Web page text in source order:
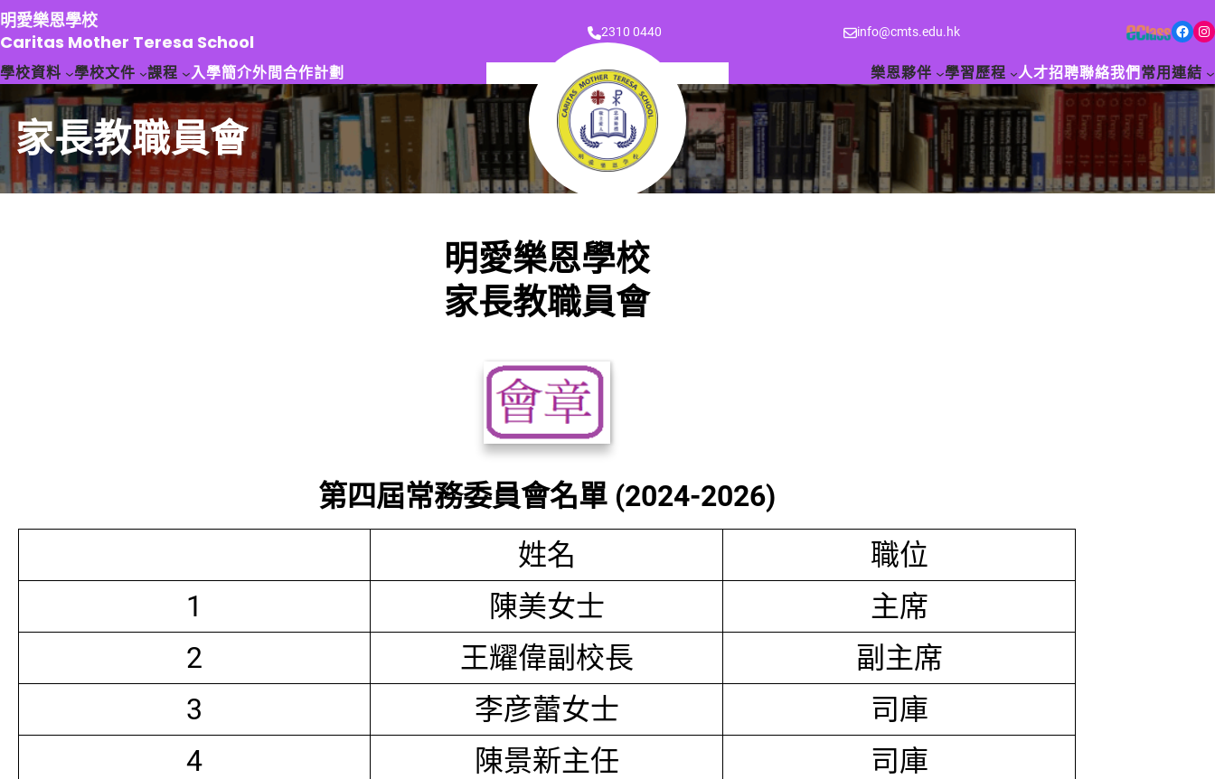
跳
至
主
要
容
明愛樂恩學校
Caritas Mother Teresa School
2310 0440 info@cmts.edu.hk Facebook Instagram
學校資料 學校文件 課程 入學簡介外間合作計劃 樂恩夥伴 學習歷程 人才招聘聯絡我們 常用連結
家長教職員會
明愛樂恩學校
家長教職員會
第四屆常務委員會名單 (2024-2026)
姓名
職位
1
陳美女士
主席
2
王耀偉副校長
副主席
3
李彦蕾女士
司庫
4
陳景新主任
司庫